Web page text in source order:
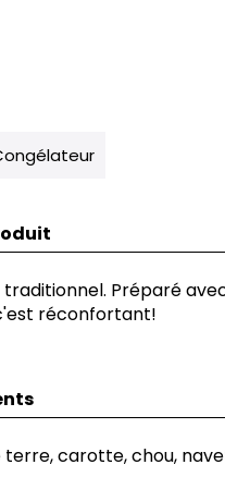
Préparé
réconfortant!
terre, carotte, chou,